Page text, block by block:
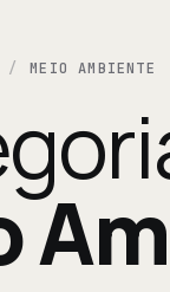
MEIO AMBIENTE